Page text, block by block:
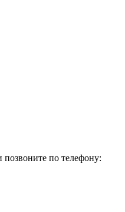
позвоните по телефону: